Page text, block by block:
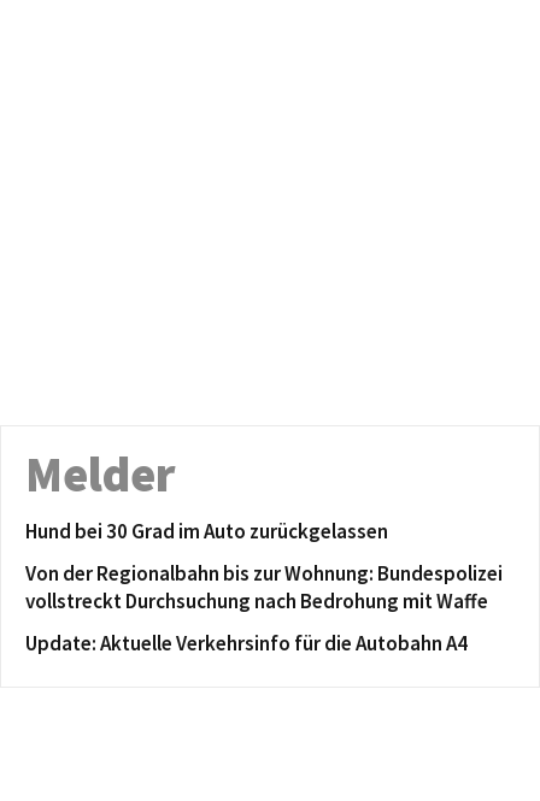
Melder
Hund bei 30 Grad im Auto zurückgelassen
Von der Regionalbahn bis zur Wohnung: Bundespolizei
vollstreckt Durchsuchung nach Bedrohung mit Waffe
Update: Aktuelle Verkehrsinfo für die Autobahn A4